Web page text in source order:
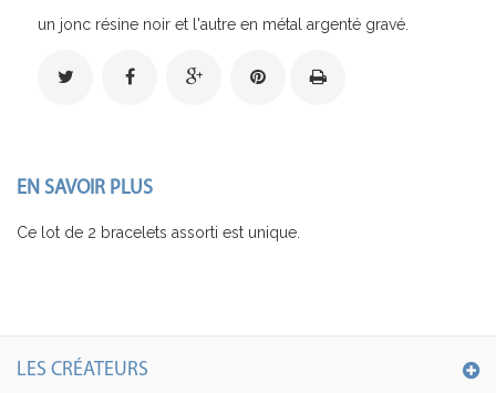
un jonc résine noir et l'autre en métal argenté gravé.
EN SAVOIR PLUS
Ce lot de 2 bracelets assorti est unique.
LES CRÉATEURS